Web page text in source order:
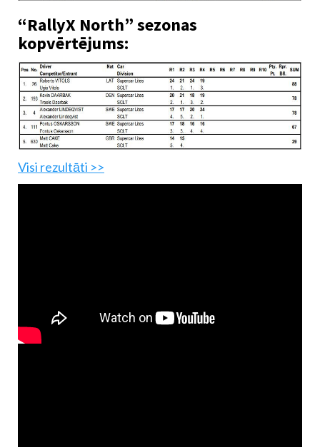
“RallyX North” sezonas
kopvērtējums:
Visi rezultāti >>